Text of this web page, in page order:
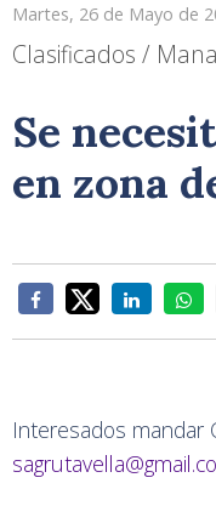
Martes, 26 de Mayo de
Clasificados /
Se
en zona
Interesados mandar